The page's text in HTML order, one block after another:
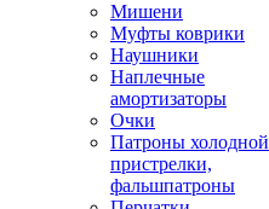
Мишени
Муфты коврики
Наушники
Наплечные
амортизаторы
Очки
Патроны холодной
пристрелки,
фальшпатроны